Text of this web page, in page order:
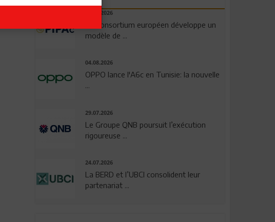
06.08.2026
Un consortium européen développe un
modèle de ...
04.08.2026
OPPO lance l'A6c en Tunisie: la nouvelle
...
29.07.2026
Le Groupe QNB poursuit l’exécution
rigoureuse ...
24.07.2026
La BERD et l’UBCI consolident leur
partenariat ...